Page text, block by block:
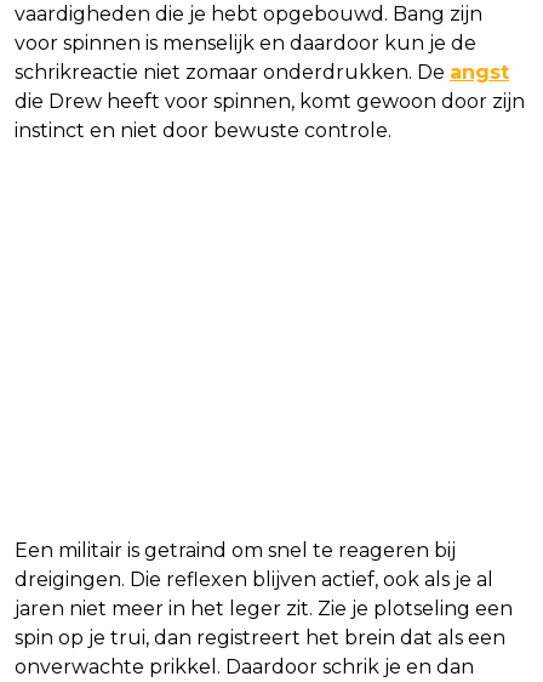
vaardigheden die je hebt opgebouwd. Bang zijn
voor spinnen is menselijk en daardoor kun je de
schrikreactie niet zomaar onderdrukken. De angst
die Drew heeft voor spinnen, komt gewoon door zijn
instinct en niet door bewuste controle.
Een militair is getraind om snel te reageren bij
dreigingen. Die reflexen blijven actief, ook als je al
jaren niet meer in het leger zit. Zie je plotseling een
spin op je trui, dan registreert het brein dat als een
onverwachte prikkel. Daardoor schrik je en dan